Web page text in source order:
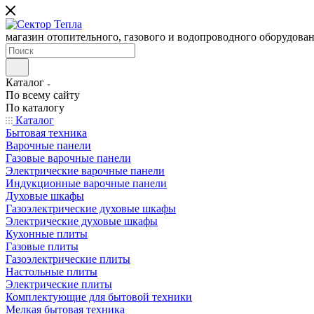
магазин отопительного, газового и водопроводного
Каталог
По всему сайту
По каталогу
Каталог
Бытовая техника
Варочные панели
Газовые варочные панели
Электрические варочные панели
Индукционные варочные панели
Духовые шкафы
Газоэлектрические духовые шкафы
Электрические духовые шкафы
Кухонные плиты
Газовые плиты
Газоэлектрические плиты
Настольные плиты
Электрические плиты
Комплектующие для бытовой техники
Мелкая бытовая техника